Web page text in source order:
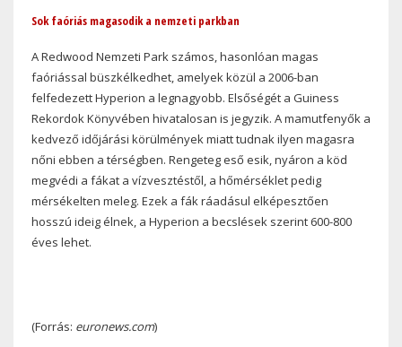
Sok faóriás magasodik a nemzeti parkban
A Redwood Nemzeti Park számos, hasonlóan magas
faóriással büszkélkedhet, amelyek közül a 2006-ban
felfedezett Hyperion a legnagyobb. Elsőségét a Guiness
Rekordok Könyvében hivatalosan is jegyzik. A mamutfenyők a
kedvező időjárási körülmények miatt tudnak ilyen magasra
nőni ebben a térségben. Rengeteg eső esik, nyáron a köd
megvédi a fákat a vízvesztéstől, a hőmérséklet pedig
mérsékelten meleg. Ezek a fák ráadásul elképesztően
hosszú ideig élnek, a Hyperion a becslések szerint 600-800
éves lehet.
(Forrás: euronews.com)